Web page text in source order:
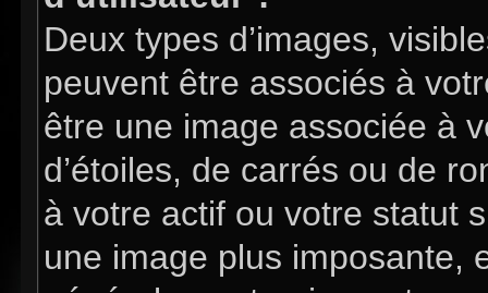
Deux types d’images,
peuvent être associés à
être une image associée à
d’étoiles, de carrés ou de
à votre actif ou votre statut
une image plus imposante,